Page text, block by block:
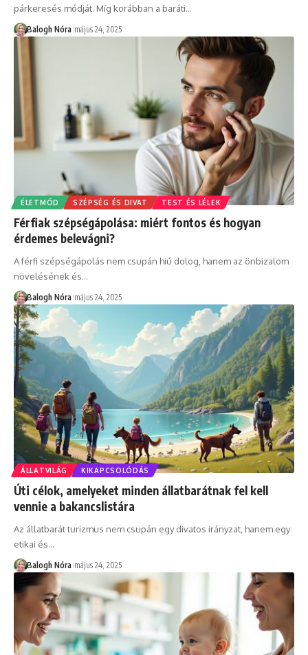
párkeresés módját. Míg korábban a baráti…
Balogh Nóra május 24, 2025
ÉLETMÓD SZÉPSÉG ÉS DIVAT TEST ÉS LÉLEK
Férfiak szépségápolása: miért fontos és hogyan
érdemes belevágni?
A férfi szépségápolás nem csupán hiú dolog, hanem az önbizalom
növelésének és…
Balogh Nóra május 24, 2025
ÁLLATVILÁG KIKAPCSOLÓDÁS
Úti célok, amelyeket minden állatbarátnak fel kell
vennie a bakancslistára
Az állatbarát turizmus nem csupán egy divatos irányzat, hanem egy
etikai és…
Balogh Nóra május 24, 2025